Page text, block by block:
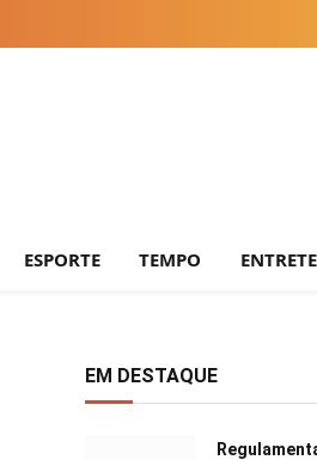
ESPORTE TEMPO
EM DESTAQUE